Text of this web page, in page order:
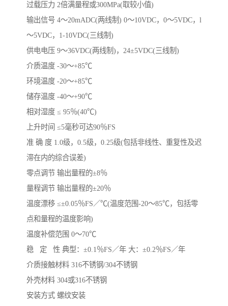
过载压力 2倍满量程或300MPa(取较小值)
输出信号 4～20mADC(两线制) 0～10VDC，0～5VDC，l
～5VDC，1-10VDC(三线制)
供电电压 9～36VDC(两线制)，24±5VDC(三线制)
介质温度 -30～+85℃
环境温度 -20～+85℃
储存温度 -40～+90℃
相对湿度 ≤ 95％(40℃)
上升时间 ≤5毫秒可达90％FS
准 确 度 1.0级，0.5级，0.25级(包括非线性、重复性及迟
滞在内的综合误差)
零点调节 输出量程的±8％
量程调节 输出量程的±20％
温度漂移 ≤±0.05％FS／℃(温度范围-20～85℃，包括零
点和量程的温度影响)
温度补偿范围 0～70℃
稳 定 性 典型：±0.1％FS／年 大：±0.2％FS／年
介质接触材料 316不锈钢/304不锈钢
外壳材料 304或316不锈钢
安装方式 螺纹安装